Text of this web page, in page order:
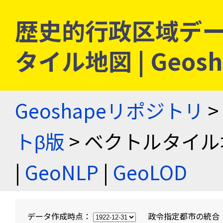
歴史的行政区域デ
タイル地図 |
Geoshapeリポジトリ >
トβ版 > ベクトルタイ
| GeoNLP | GeoLOD
データ作成時点： 政令指定都市の統